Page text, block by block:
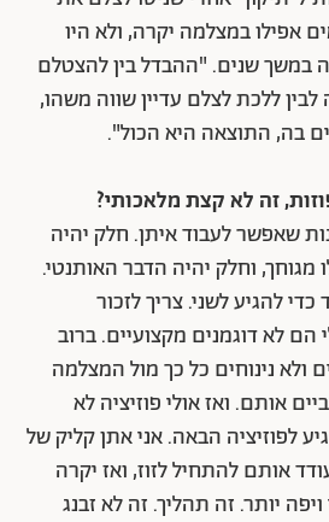
אפילו במצלמה יקרה, ולא היו
במשך שנים. "ההבדל בין להצטלם
ללכת לצלם עדיין שווה משהו,
בה, התוצאה היא הכול".
זה לא קצת מלאכותי?
שאפשר לעבוד איתן. חלק יהיה
מגוחך, וחלק יהיה הדבר האותנטי.
להגיע לשני. צריך לזכור
לא דוגמנים מקצועיים. ברוב
ולא נינוחים כל כך מול המצלמה
אותם. ואז אולי פוזיציה לא
לפוזיציה הבאה. אני אתן קליק של
אותם להתחיל לזוז, ואז יקרה
יותר. זה תהליך. זה לא זבנג